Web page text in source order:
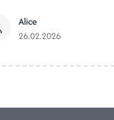
Alice
26.02.2026